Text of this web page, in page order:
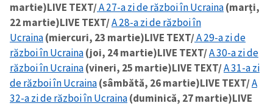
martie)LIVE TEXT/A 27-a zi de război în Ucraina(marți,
22 martie)LIVE TEXT/A 28-a zi de război în
Ucraina(miercuri, 23 martie)LIVE TEXT/A 29-a zi de
război în Ucraina(joi, 24 martie)LIVE TEXT/A 30-a zi de
război în Ucraina(vineri, 25 martie)LIVE TEXT/A 31-a zi
de război în Ucraina(sâmbătă, 26 martie)LIVE TEXT/A
32-a zi de război în Ucraina(duminică, 27 martie)LIVE